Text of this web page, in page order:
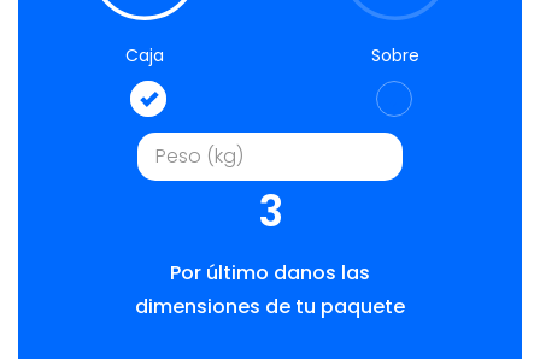
Caja Sobre
3
Por último danos las
dimensiones de tu paquete